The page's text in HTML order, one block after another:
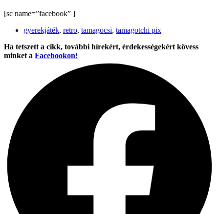
[sc name=”facebook” ]
gyerekjáték, retro, tamagocsi, tamagotchi pix
Ha tetszett a cikk, további hírekért, érdekességekért kövess
minket a Facebookon!